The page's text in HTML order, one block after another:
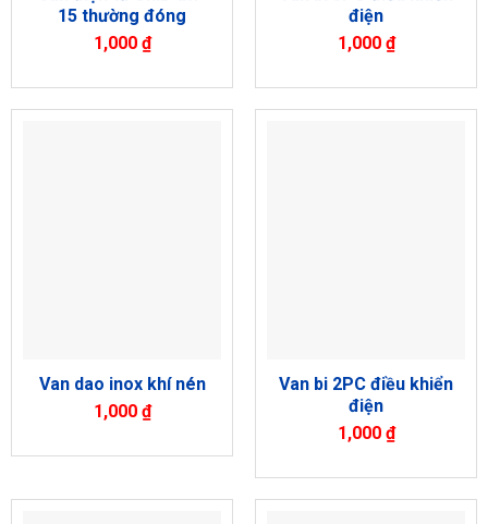
15 thường đóng
1,000 ₫
điện
1,000 ₫
Van dao inox khí nén
1,000 ₫
Van bi 2PC điều khiển
điện
1,000 ₫